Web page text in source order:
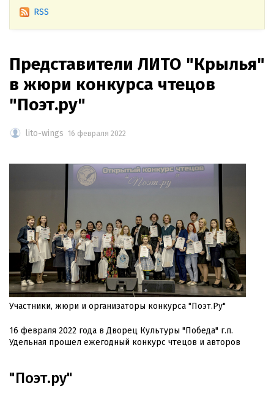
RSS
Представители ЛИТО "Крылья"
в жюри конкурса чтецов
"Поэт.ру"
lito-wings 16 февраля 2022
Участники, жюри и организаторы конкурса "Поэт.Ру"
16 февраля 2022 года в Дворец Культуры "Победа" г.п.
Удельная прошел ежегодный конкурс чтецов и авторов
"Поэт.ру"